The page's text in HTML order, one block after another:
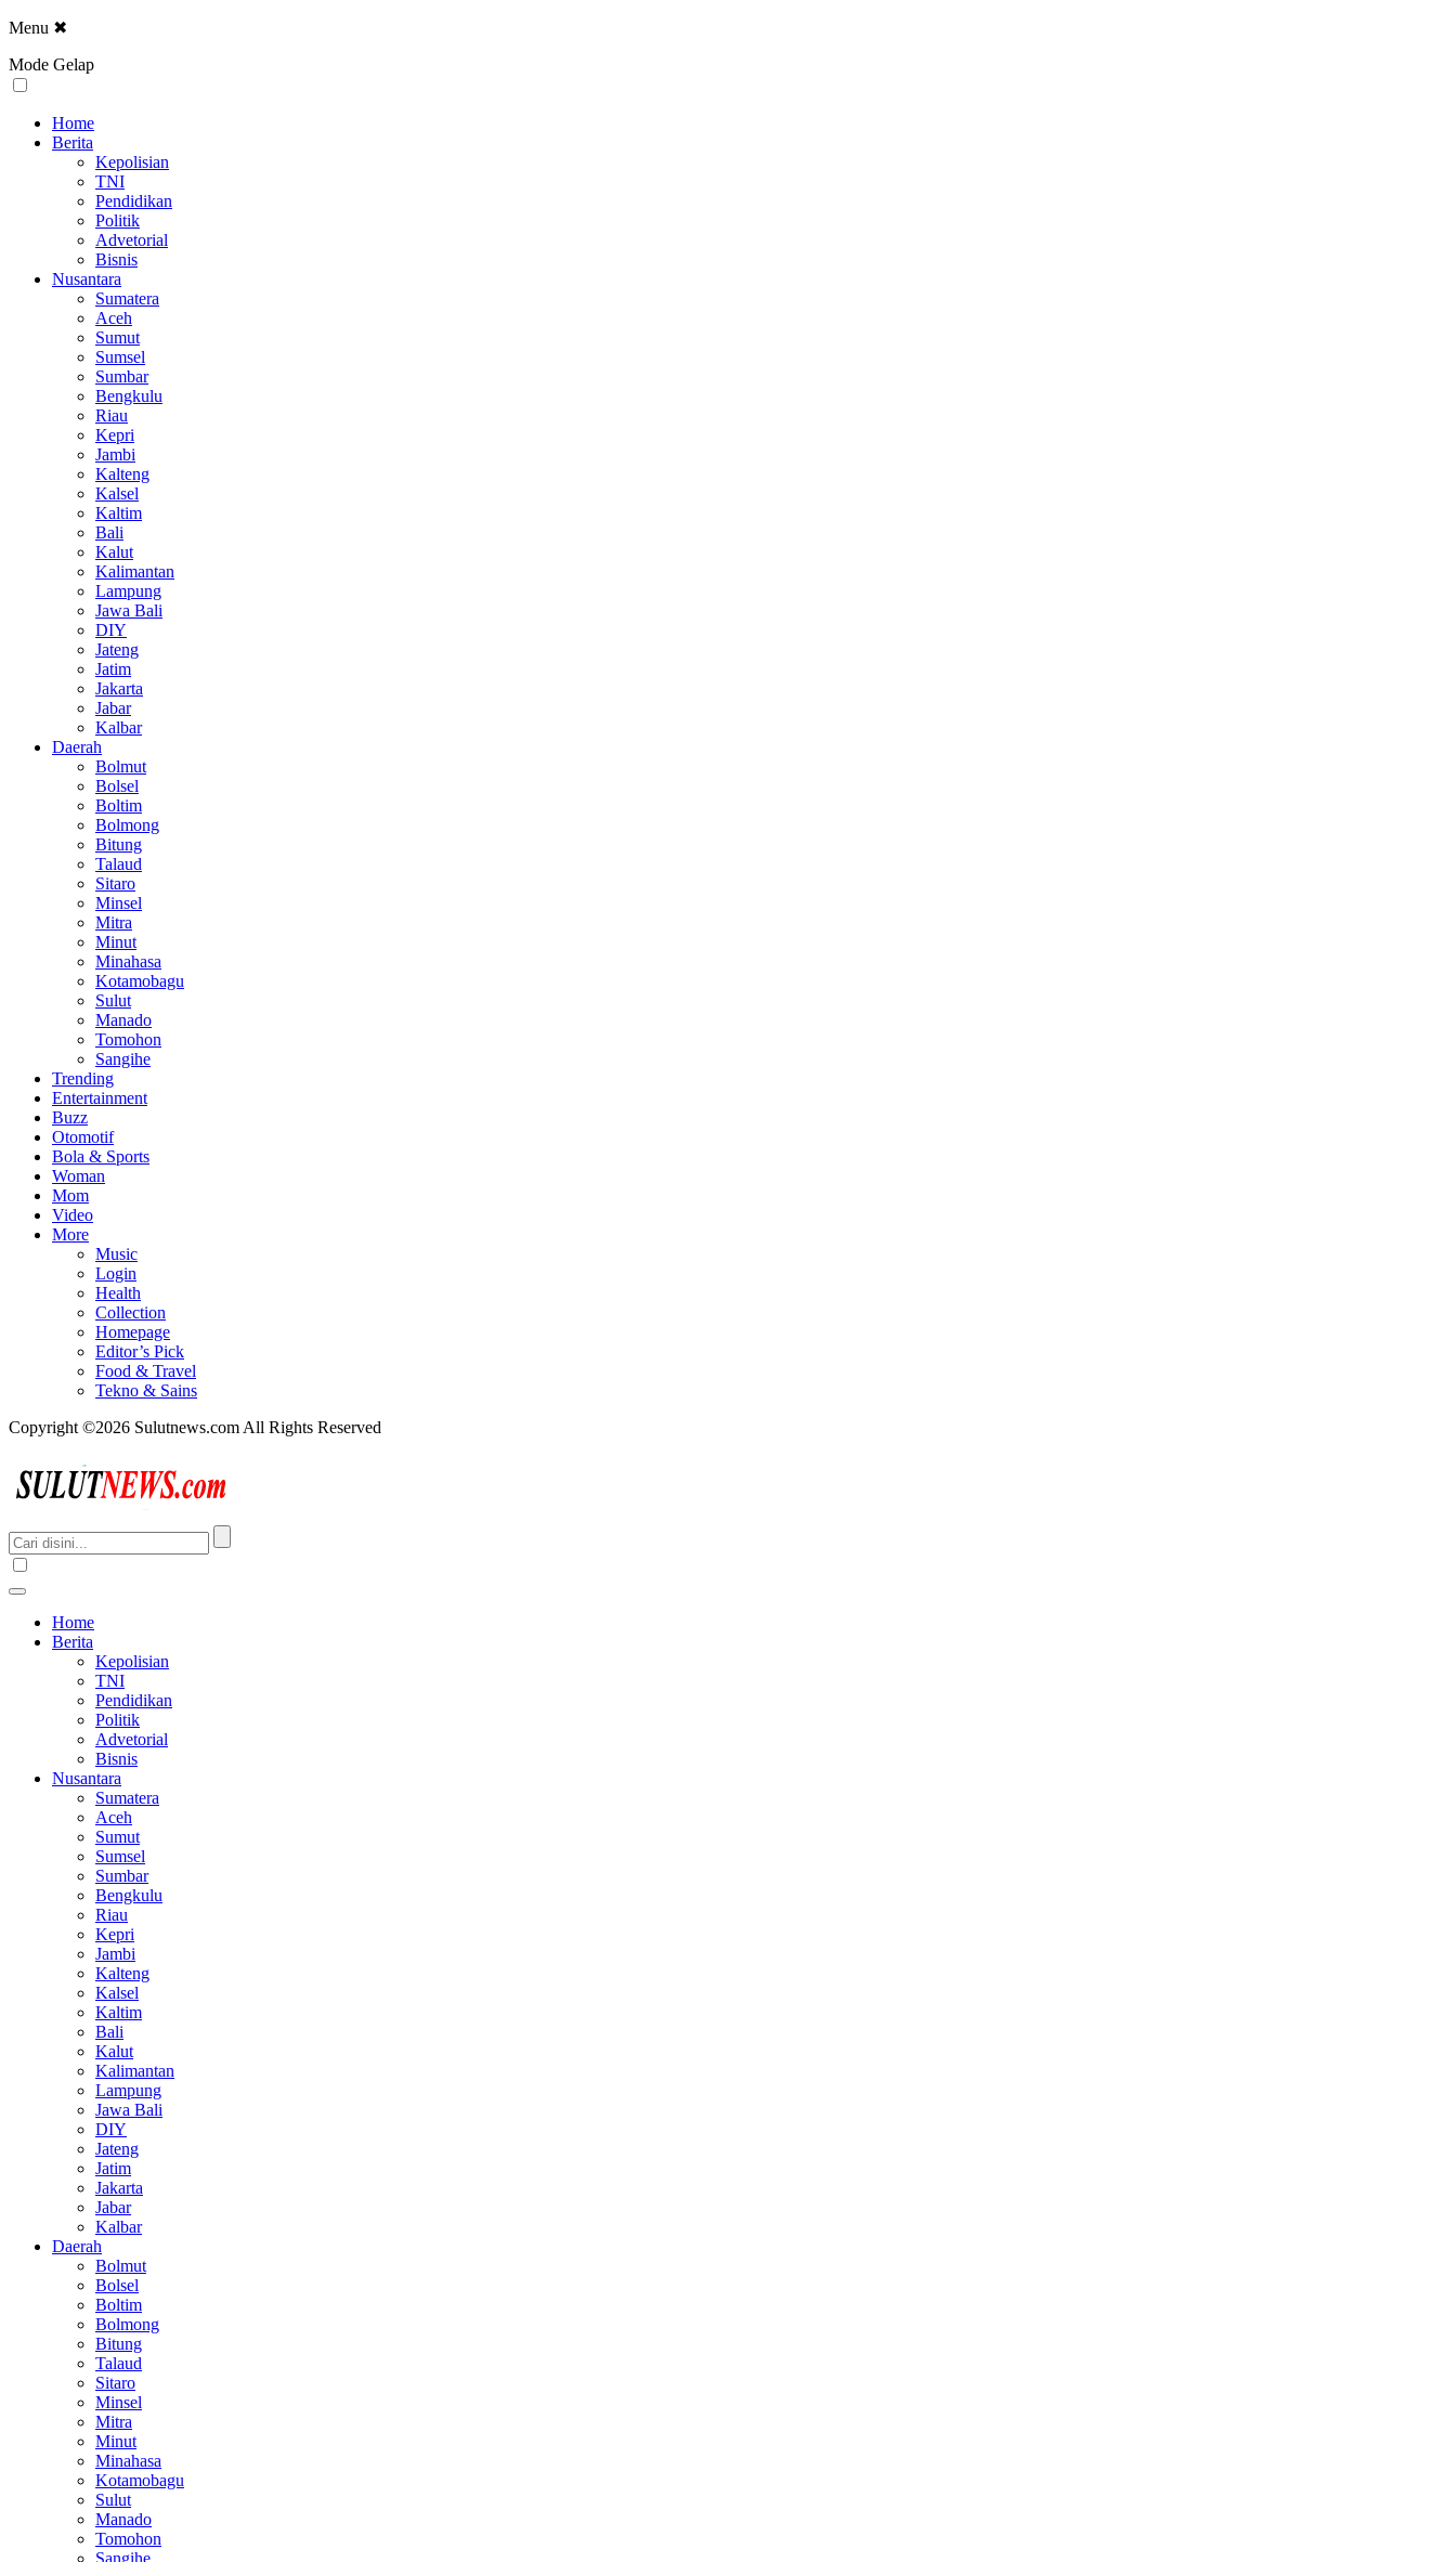
Menu ✖
Mode Gelap
Home
Berita
Kepolisian
TNI
Pendidikan
Politik
Advetorial
Bisnis
Nusantara
Sumatera
Aceh
Sumut
Sumsel
Sumbar
Bengkulu
Riau
Kepri
Jambi
Kalteng
Kalsel
Kaltim
Bali
Kalut
Kalimantan
Lampung
Jawa Bali
DIY
Jateng
Jatim
Jakarta
Jabar
Kalbar
Daerah
Bolmut
Bolsel
Boltim
Bolmong
Bitung
Talaud
Sitaro
Minsel
Mitra
Minut
Minahasa
Kotamobagu
Sulut
Manado
Tomohon
Sangihe
Trending
Entertainment
Buzz
Otomotif
Bola & Sports
Woman
Mom
Video
More
Music
Login
Health
Collection
Homepage
Editor’s Pick
Food & Travel
Tekno & Sains
Copyright ©2026 Sulutnews.com All Rights Reserved
Home
Berita
Kepolisian
TNI
Pendidikan
Politik
Advetorial
Bisnis
Nusantara
Sumatera
Aceh
Sumut
Sumsel
Sumbar
Bengkulu
Riau
Kepri
Jambi
Kalteng
Kalsel
Kaltim
Bali
Kalut
Kalimantan
Lampung
Jawa Bali
DIY
Jateng
Jatim
Jakarta
Jabar
Kalbar
Daerah
Bolmut
Bolsel
Boltim
Bolmong
Bitung
Talaud
Sitaro
Minsel
Mitra
Minut
Minahasa
Kotamobagu
Sulut
Manado
Tomohon
Sangihe